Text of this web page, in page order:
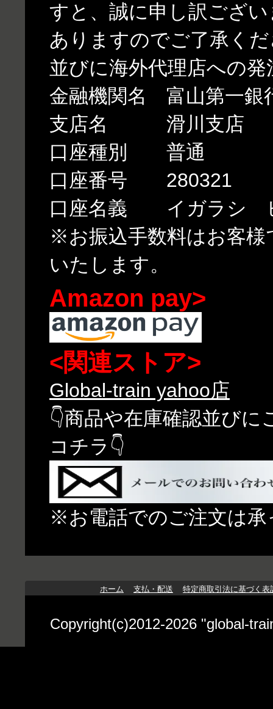
すと、誠に申し訳ござ
ありますのでご了承く
並びに海外代理店への
金融機関名 富山第一銀
支店名 滑川支店
口座種別 普通
口座番号 280321
口座名義 イガラシ
※お振込手数料はお客
いたします。
Amazon pay>
<関連ストア>
Global-train yahoo店
👇商品や在庫確認並び
コチラ👇
※お電話でのご注文は
ホーム 支払・配送 特定商取引法に基づく表
Copyright(c)2012-2026 "global-